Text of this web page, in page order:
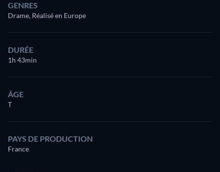
GENRES
Drame, Réalisé en Europe
DURÉE
1h 43min
ÂGE
T
PAYS DE PRODUCTION
France